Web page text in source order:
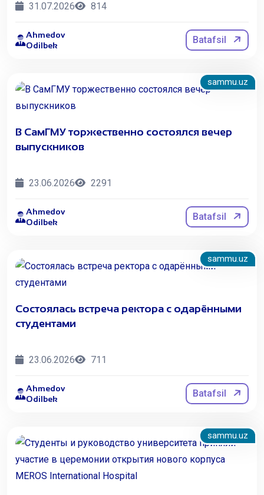
31.07.2026 814
Ahmedov
Odilbek
Batafsil
sammu.uz
В СамГМУ торжественно состоялся вечер
выпускников
23.06.2026 2291
Ahmedov
Odilbek
Batafsil
sammu.uz
Состоялась встреча ректора с одарёнными
студентами
23.06.2026 711
Ahmedov
Odilbek
Batafsil
sammu.uz